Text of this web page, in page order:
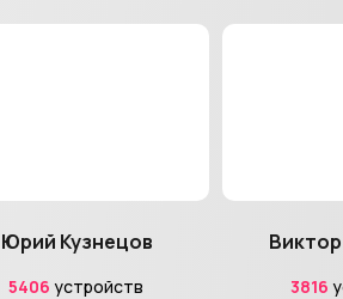
Юрий Кузнецов
5406 устройств
3816